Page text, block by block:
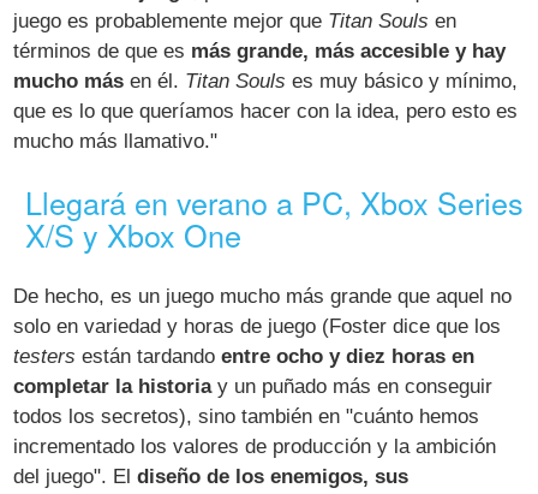
juego es probablemente mejor que Titan Souls en
términos de que es más grande, más accesible y hay
mucho más en él. Titan Souls es muy básico y mínimo,
que es lo que queríamos hacer con la idea, pero esto es
mucho más llamativo."
Llegará en verano a PC, Xbox Series
X/S y Xbox One
De hecho, es un juego mucho más grande que aquel no
solo en variedad y horas de juego (Foster dice que los
testers están tardandoentre ocho y diez horas en
completar la historiay un puñado más en conseguir
todos los secretos), sino también en "cuánto hemos
incrementado los valores de producción y la ambición
del juego". Eldiseño de los enemigos, sus